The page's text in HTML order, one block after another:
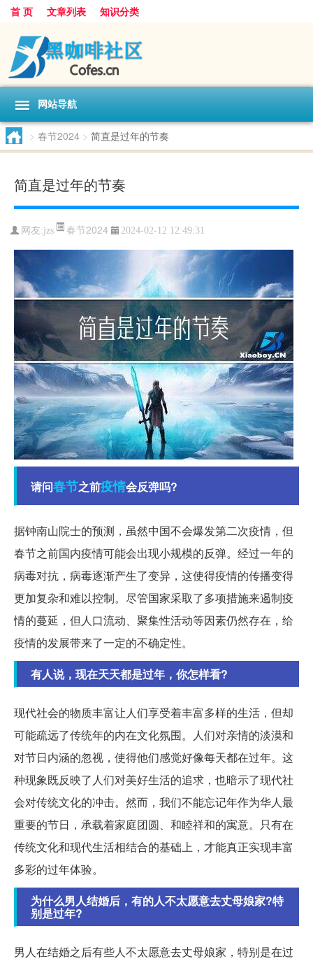
首 页 文章列表 知识分类
网站导航
> 春节2024 > 简直是过年的节奏
简直是过年的节奏
网友:jzs 春节2024 2024-02-12 12:49:31
请问春节之前疫情会反弹吗?
据钟南山院士的预测，虽然中国不会爆发第二次疫情，但
春节之前国内疫情可能会出现小规模的反弹。经过一年的
病毒对抗，病毒逐渐产生了变异，这使得疫情的传播变得
更加复杂和难以控制。尽管国家采取了多项措施来遏制疫
情的蔓延，但人口流动、聚集性活动等因素仍然存在，给
疫情的发展带来了一定的不确定性。
有人说，现在天天都是过年，你怎样看?
现代社会的物质丰富让人们享受着丰富多样的生活，但却
可能疏远了传统年的内在文化氛围。人们对亲情的淡漠和
对节日内涵的忽视，使得他们感觉好像每天都在过年。这
种现象既反映了人们对美好生活的追求，也暗示了现代社
会对传统文化的冲击。然而，我们不能忘记年作为华人最
重要的节日，承载着家庭团圆、和睦祥和的寓意。只有在
传统文化和现代生活相结合的基础上，才能真正实现丰富
多彩的过年体验。
为什么男人结婚后，有的人不太愿意去丈母娘家?特
别是过年?
男人在结婚之后有些人不太愿意去丈母娘家，特别是在过